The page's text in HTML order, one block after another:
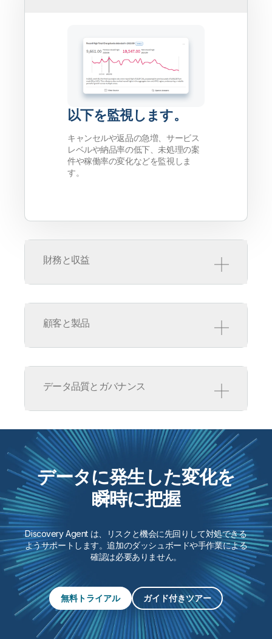
以下を監視します。
キャンセルや返品の急増、サービス
レベルや納品率の低下、未処理の案
件や稼働率の変化などを監視しま
す。
財務と収益
売上・利益率・コストセンターの突
顧客と製品
件数の新たな基準値、主要製品のフ
します。
データ品質とガバナンス
ソースデータの欠損、値の分布やコ
ードの変化、過去と異なる指標の動
きを監視します。
データに発生した変化を
瞬時に把握
Discovery Agent は、リスクと機会に先回りして対処できる
ようサポートします。追加のダッシュボードや手作業による
確認は必要ありません。
無料トライアル ガイド付きツアー